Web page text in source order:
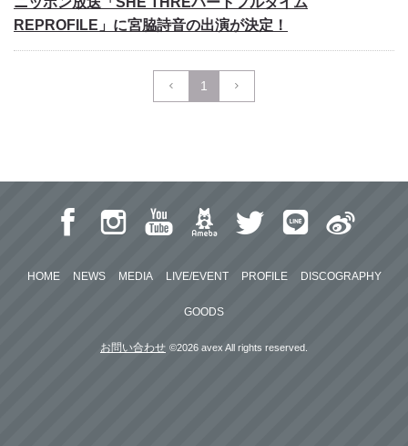
REPROFILE」に宮脇詩音の出演が決定！
1
HOME NEWS MEDIA LIVE/EVENT PROFILE DISCOGRAPHY
GOODS
お問い合わせ ©2026 avex All rights reserved.